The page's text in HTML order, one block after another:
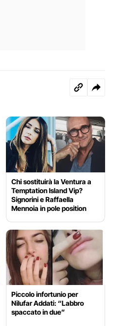
Chi sostituirà la Ventura a
Temptation Island Vip?
Signorini e Raffaella
Mennoia in pole position
Piccolo infortunio per
Nilufar Addati: “Labbro
spaccato in due”